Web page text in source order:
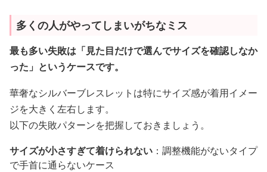
多くの人がやってしまいがちなミス
最も多い失敗は「見た目だけで選んでサイズを確認しなか
った」というケースです。
華奢なシルバーブレスレットは特にサイズ感が着用イメー
ジを大きく左右します。
以下の失敗パターンを把握しておきましょう。
サイズが小さすぎて着けられない ：調整機能がないタイプ
で手首に通らないケース